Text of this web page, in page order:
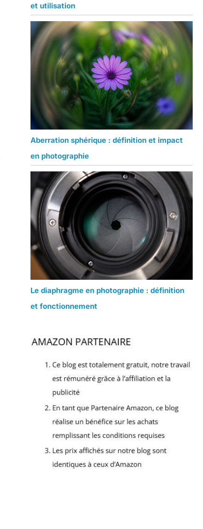
et utilisation
Aberration sphérique : définition et impact
en photographie
Le diaphragme en photographie : définition
et fonctionnement